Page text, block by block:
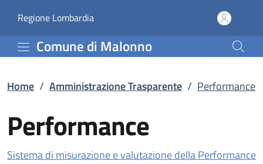
Performance |
Regione Lombardia(apre in un'altra scheda).
Comune di Malonno
Home / Amministrazione Trasparente / Performance
Performance
Sistema di misurazione e valutazione della Performance